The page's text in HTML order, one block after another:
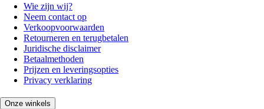
Wie zijn wij?
Neem contact op
Verkoopvoorwaarden
Retourneren en terugbetalen
Juridische disclaimer
Betaalmethoden
Prijzen en leveringsopties
Privacy verklaring
Onze winkels